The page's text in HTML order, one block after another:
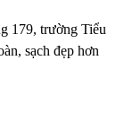
179, trường Tiểu
sạch đẹp hơn